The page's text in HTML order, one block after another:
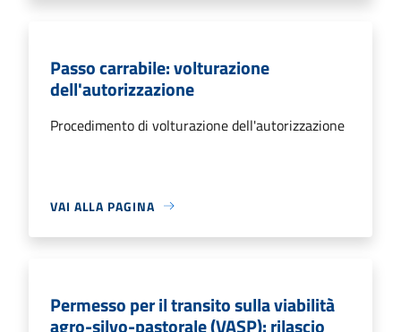
Passo carrabile: volturazione
dell'autorizzazione
Procedimento di volturazione dell'autorizzazione
VAI ALLA PAGINA
Permesso per il transito sulla viabilità
agro-silvo-pastorale (VASP): rilascio